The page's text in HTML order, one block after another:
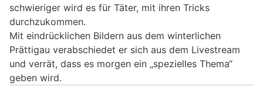
schwieriger wird es für Täter, mit ihren Tricks
durchzukommen.
Mit eindrücklichen Bildern aus dem winterlichen
Prättigau verabschiedet er sich aus dem Livestream
und verrät, dass es morgen ein „spezielles Thema“
geben wird.